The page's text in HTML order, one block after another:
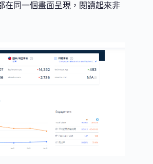
在同一個畫面呈現，閱讀起來非